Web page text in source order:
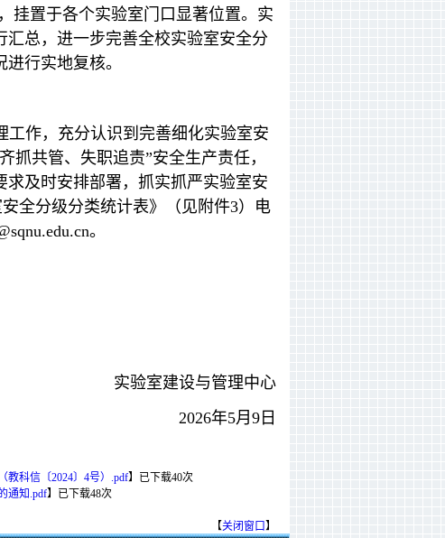
挂置于各个实验室门口显著位置。实
总，进一步完善全校实验室安全分
行实地复核。
作，充分认识到完善细化实验室安
抓共管、失职追责”安全生产责任，
及时安排部署，抓实抓严实验室安
全分级分类统计表》（见附件3）电
。
实验室建设与管理中心
2026年5月9日
教科信〔2024〕4号）.pdf】 已下载40次
通知.pdf】 已下载48次
【关闭窗口】